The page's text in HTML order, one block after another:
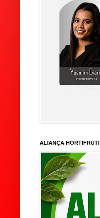
ALIANÇA HORTIFRUTI